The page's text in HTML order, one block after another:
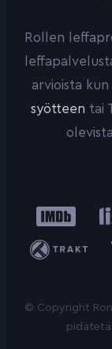
Rollen
arvioista
syötteen tai
IMDb
Trakt
© Copyright